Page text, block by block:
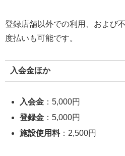
登録店舗以外での利用、および
度払いも可能です。
入会金ほか
入会金 ：5,000円
登録金 ：5,000円
施設使用料：2,500円